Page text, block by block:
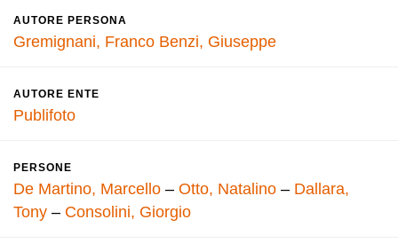
AUTORE PERSONA
Gremignani, Franco Benzi, Giuseppe
AUTORE ENTE
Publifoto
PERSONE
De Martino, Marcello – Otto, Natalino – Dallara,
Tony – Consolini, Giorgio